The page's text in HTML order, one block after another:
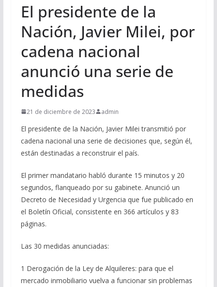
El presidente de la
Nación, Javier Milei, por
cadena nacional
anunció una serie de
medidas
21 de diciembre de 2023 admin
El presidente de la Nación, Javier Milei transmitió por
cadena nacional una serie de decisiones que, según él,
están destinadas a reconstruir el país.
El primer mandatario habló durante 15 minutos y 20
segundos, flanqueado por su gabinete. Anunció un
Decreto de Necesidad y Urgencia que fue publicado en
el Boletín Oficial, consistente en 366 artículos y 83
páginas.
Las 30 medidas anunciadas:
1 Derogación de la Ley de Alquileres: para que el
mercado inmobiliario vuelva a funcionar sin problemas